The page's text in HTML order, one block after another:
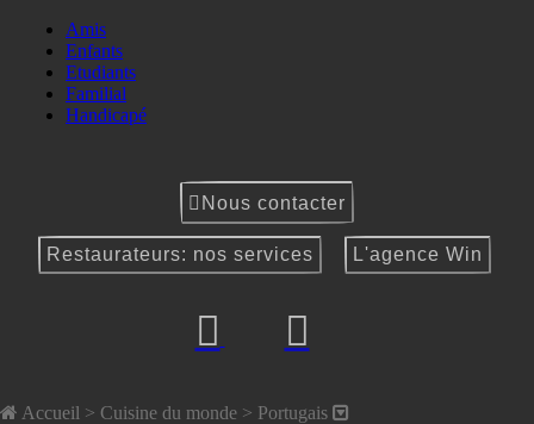
Amis
Enfants
Etudiants
Familial
Handicapé
Nous contacter
Restaurateurs: nos services L'agence Win
Accueil > Cuisine du monde > Portugais